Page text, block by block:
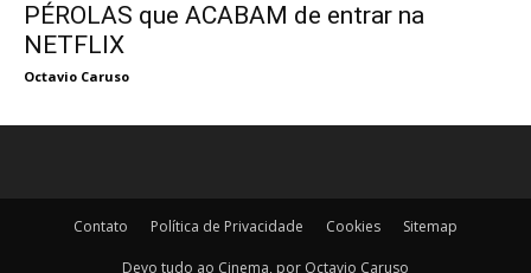
PÉROLAS que ACABAM de entrar na
NETFLIX
Octavio Caruso
Contato Política de Privacidade Cookies Sitemap
Devo tudo ao Cinema, por Octavio Caruso